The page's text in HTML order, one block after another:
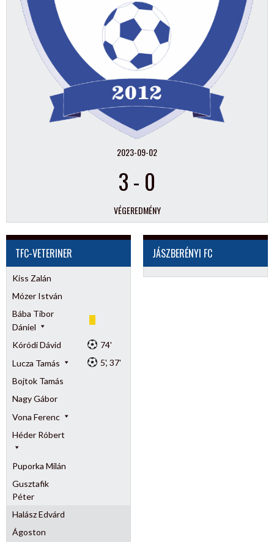
2023-09-02
3- 0
VÉGEREDMÉNY
TFC-VETERINER
Kiss Zalán
Mózer István
Bába Tibor
Dániel
Kóródi Dávid
74'
Lucza Tamás
5', 37'
Bojtok Tamás
Nagy Gábor
Vona Ferenc
Héder Róbert
Puporka Milán
Gusztafik
Péter
Halász Edvárd
Ágoston
JÁSZBERÉNYI FC